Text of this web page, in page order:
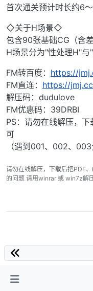
首次通关预计时长约6～
◇关于H场景◇
包含90张基础CG（含
H场景分为"性处理H"与
FM转百度： https://
FM直连： https://
解压码：dudulove
FM优惠码：39DRBI
PS：请勿在线解压，
可
（遇到001、002、
请勿在线解压，下载后把PDF
的问题 请用winrar 或 win7z解